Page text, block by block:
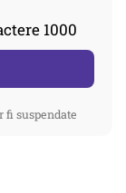
1000
suspendate